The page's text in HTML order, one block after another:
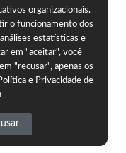
organizacionais.
o funcionamento dos
estatísticas e
em "aceitar", você
"recusar", apenas os
e Privacidade de